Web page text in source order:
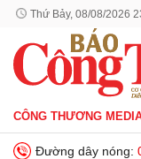
Thứ Bảy, 08/08/2026
CÔNG THƯƠNG
Đường dây nóng: